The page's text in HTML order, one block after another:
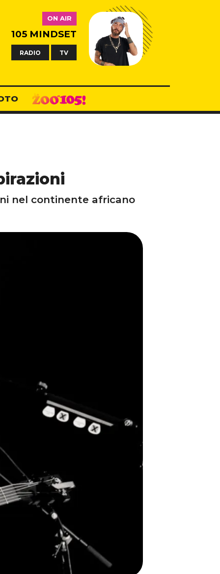
ON AIR
105 MINDSET
RADIO TV
nel continente africano